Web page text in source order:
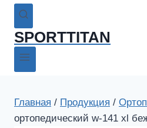
SPORTTITAN
Главная / Продукция /
ортопедический w-141 xl